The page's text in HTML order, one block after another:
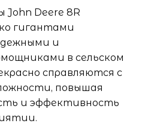
Deere 8R
гигантами
и
в сельском
справляются с
повышая
и эффективность